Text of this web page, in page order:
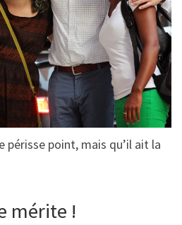
périsse point, mais qu’il ait la
mérite !